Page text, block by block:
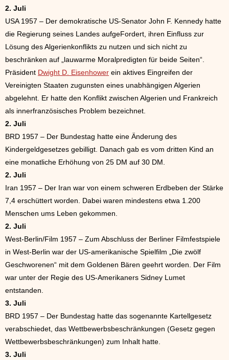
2. Juli
USA 1957 – Der demokratische US-Senator John F. Kennedy hatte
die Regierung seines Landes aufgeFordert, ihren Einfluss zur
Lösung des Algerienkonflikts zu nutzen und sich nicht zu
beschränken auf „lauwarme Moralpredigten für beide Seiten“.
Präsident Dwight D. Eisenhower ein aktives Eingreifen der
Vereinigten Staaten zugunsten eines unabhängigen Algerien
abgelehnt. Er hatte den Konflikt zwischen Algerien und Frankreich
als innerfranzösisches Problem bezeichnet.
2. Juli
BRD 1957 – Der Bundestag hatte eine Änderung des
Kindergeldgesetzes gebilligt. Danach gab es vom dritten Kind an
eine monatliche Erhöhung von 25 DM auf 30 DM.
2. Juli
Iran 1957 – Der Iran war von einem schweren Erdbeben der Stärke
7,4 erschüttert worden. Dabei waren mindestens etwa 1.200
Menschen ums Leben gekommen.
2. Juli
West-Berlin/Film 1957 – Zum Abschluss der Berliner Filmfestspiele
in West-Berlin war der US-amerikanische Spielfilm „Die zwölf
Geschworenen“ mit dem Goldenen Bären geehrt worden. Der Film
war unter der Regie des US-Amerikaners Sidney Lumet
entstanden.
3. Juli
BRD 1957 – Der Bundestag hatte das sogenannte Kartellgesetz
verabschiedet, das Wettbewerbsbeschränkungen (Gesetz gegen
Wettbewerbsbeschränkungen) zum Inhalt hatte.
3. Juli